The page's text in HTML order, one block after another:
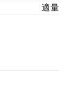
適量